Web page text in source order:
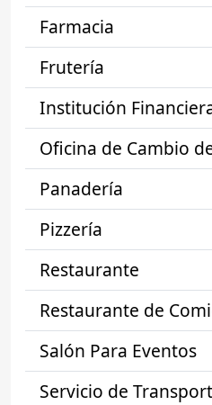
Farmacia
Frutería
Institución
Oficina de Cambio
Panadería
Pizzería
Restaurante
Restaurante de
Salón Para Eventos
Servicio de